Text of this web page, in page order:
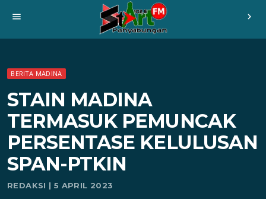
menu chevron_right
BERITA MADINA
STAIN MADINA
TERMASUK PEMUNCAK
PERSENTASE KELULUSAN
SPAN-PTKIN
REDAKSI | 5 APRIL 2023